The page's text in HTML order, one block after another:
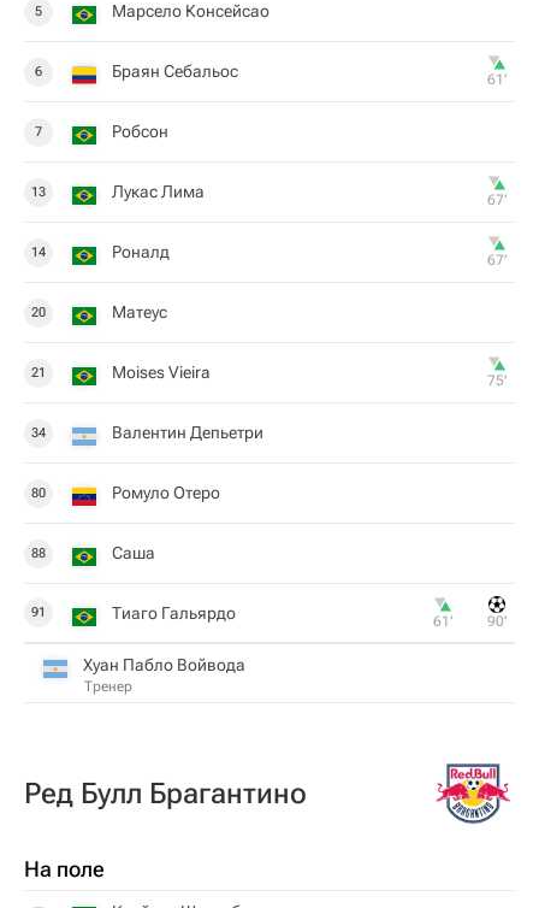
5 Марсело Консейсао
6 Браян Себальос 61‎’‎
7 Робсон
13 Лукас Лима 67‎’‎
14 Роналд 67‎’‎
20 Матеус
21 Moises Vieira 75‎’‎
34 Валентин Депьетри
80 Ромуло Отеро
88 Саша
91 Тиаго Гальярдо 61‎’‎ 90‎’‎
Хуан Пабло Войвода
Тренер
Ред Булл Брагантино
На поле